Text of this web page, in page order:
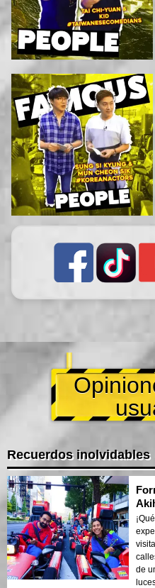
Recuerdos inolvidables
de